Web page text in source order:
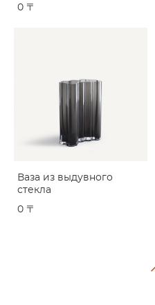
0 〒
Ваза из выдувного
стекла
0 〒